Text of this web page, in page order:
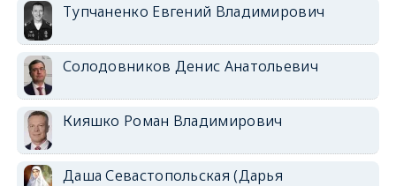
Тупчаненко Евгений Владимирович
Солодовников Денис Анатольевич
Кияшко Роман Владимирович
Даша Севастопольская (Дарья